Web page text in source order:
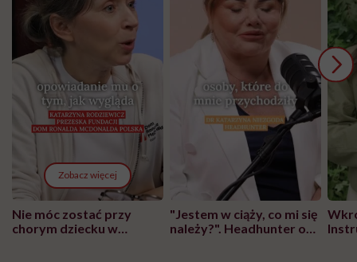
Zobacz więcej
Nie móc zostać przy
chorym dziecku w
"Jestem w ciąży, co mi się
należy?". Headhunter o